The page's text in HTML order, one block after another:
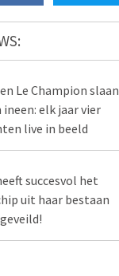
Le Champion slaan
ineen: elk jaar vier
live in beeld
succesvol het
uit haar bestaan